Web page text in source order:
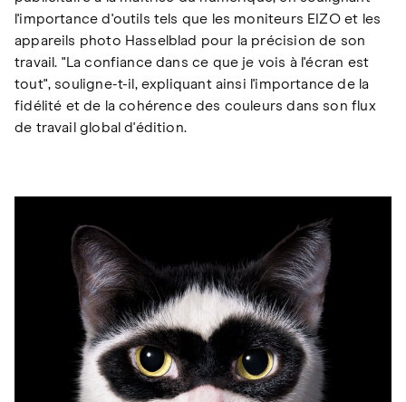
l'importance d'outils tels que les moniteurs EIZO et les
appareils photo Hasselblad pour la précision de son
travail. "La confiance dans ce que je vois à l'écran est
tout", souligne-t-il, expliquant ainsi l'importance de la
fidélité et de la cohérence des couleurs dans son flux
de travail global d'édition.